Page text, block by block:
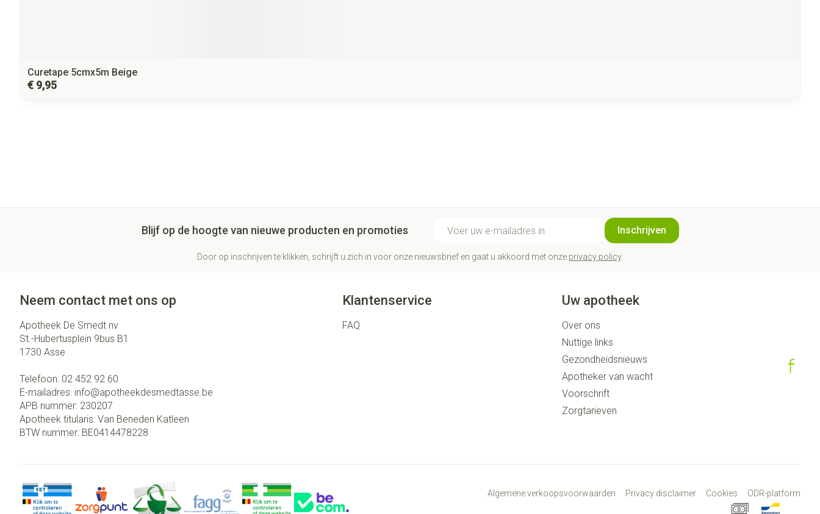
Curetape 5cmx5m Beige
€ 9,95
Blijf op de hoogte van nieuwe producten en promoties Inschrijven
Door op inschrijven te klikken, schrijft u zich in voor onze nieuwsbrief en gaat u akkoord met onze privacy policy.
Neem contact met ons op
Apotheek De Smedt nv
St.-Hubertusplein 9bus B1
1730 Asse
Telefoon: 02 452 92 60
E-mailadres: info@apotheekdesmedtasse.be
APB nummer: 230207
Apotheek titularis: Van Beneden Katleen
BTW nummer: BE0414478228
Klantenservice
FAQ
Uw apotheek
Over ons
Nuttige links
Gezondheidsnieuws
Apotheker van wacht
Voorschrift
Zorgtarieven
Algemene verkoopsvoorwaarden Privacy disclaimer Cookies ODR-platform